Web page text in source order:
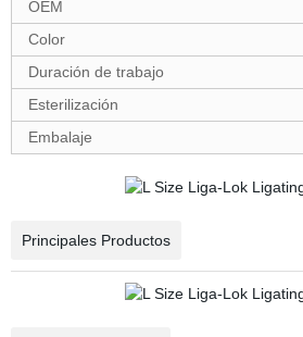
OEM
Color
Duración de trabajo
Esterilización
Embalaje
Principales Productos